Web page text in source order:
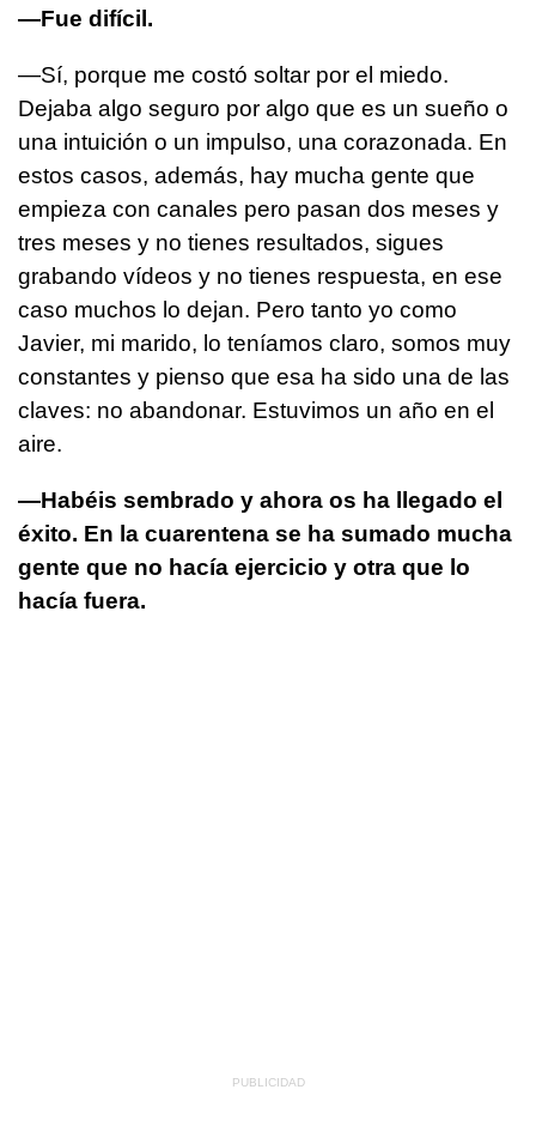
—Fue difícil.
—Sí, porque me costó soltar por el miedo.
Dejaba algo seguro por algo que es un sueño o
una intuición o un impulso, una corazonada. En
estos casos, además, hay mucha gente que
empieza con canales pero pasan dos meses y
tres meses y no tienes resultados, sigues
grabando vídeos y no tienes respuesta, en ese
caso muchos lo dejan. Pero tanto yo como
Javier, mi marido, lo teníamos claro, somos muy
constantes y pienso que esa ha sido una de las
claves: no abandonar. Estuvimos un año en el
aire.
—Habéis sembrado y ahora os ha llegado el
éxito. En la cuarentena se ha sumado mucha
gente que no hacía ejercicio y otra que lo
hacía fuera.